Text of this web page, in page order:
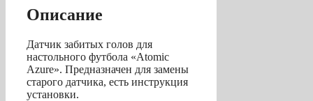
настольного
футбола
Azure»,
сторона
-
A
Описание
Датчик забитых голов для
настольного футбола «Atomic
Azure». Предназначен для замены
старого датчика, есть инструкция
установки.